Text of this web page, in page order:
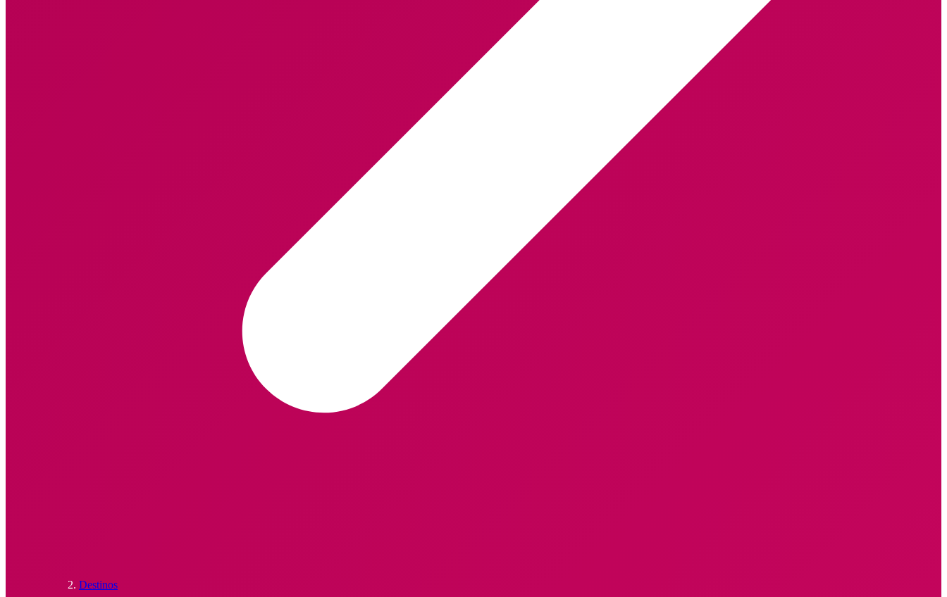
Destinos